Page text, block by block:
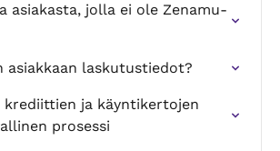
asiakasta, jolla ei ole Zenamu-
asiakkaan laskutustiedot?
krediittien ja käyntikertojen
prosessi